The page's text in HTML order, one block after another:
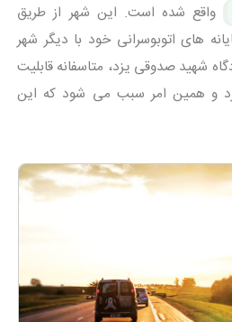
واقع شده است. این شهر از طریق
های اتوبوسرانی خود با دیگر شهر
شهید صدوقی یزد، متاسفانه قابلیت
و همین امر سبب می شود که این